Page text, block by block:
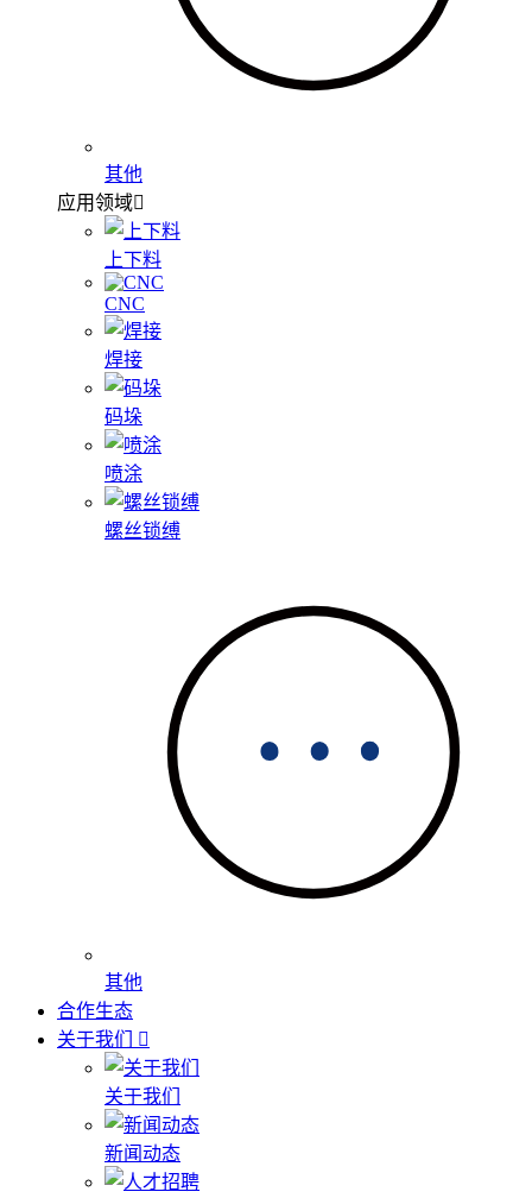
其他
应用领域
上下料
CNC
焊接
码垛
喷涂
螺丝锁缚
其他
合作生态
关于我们
关于我们
新闻动态